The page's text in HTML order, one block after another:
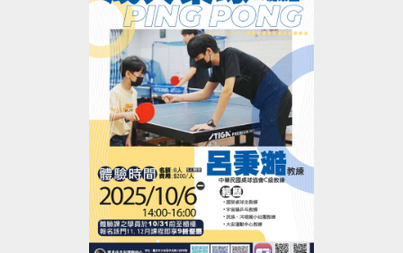
很重要!很重要!很重要!
報名請先註冊【會員資料】喔!
註冊、課程傳送門請點我(新開視窗)
大安有APP囉!可以報名課程喔~
長佳Sports+ APP傳送門⬇
APPLE 傳送門請點我(新開視窗)
google play 傳送門請點我(新開視窗)